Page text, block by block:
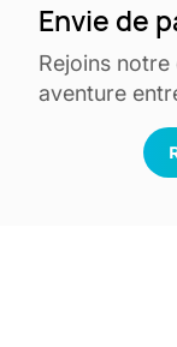
Envie de
Rejoins
aventure